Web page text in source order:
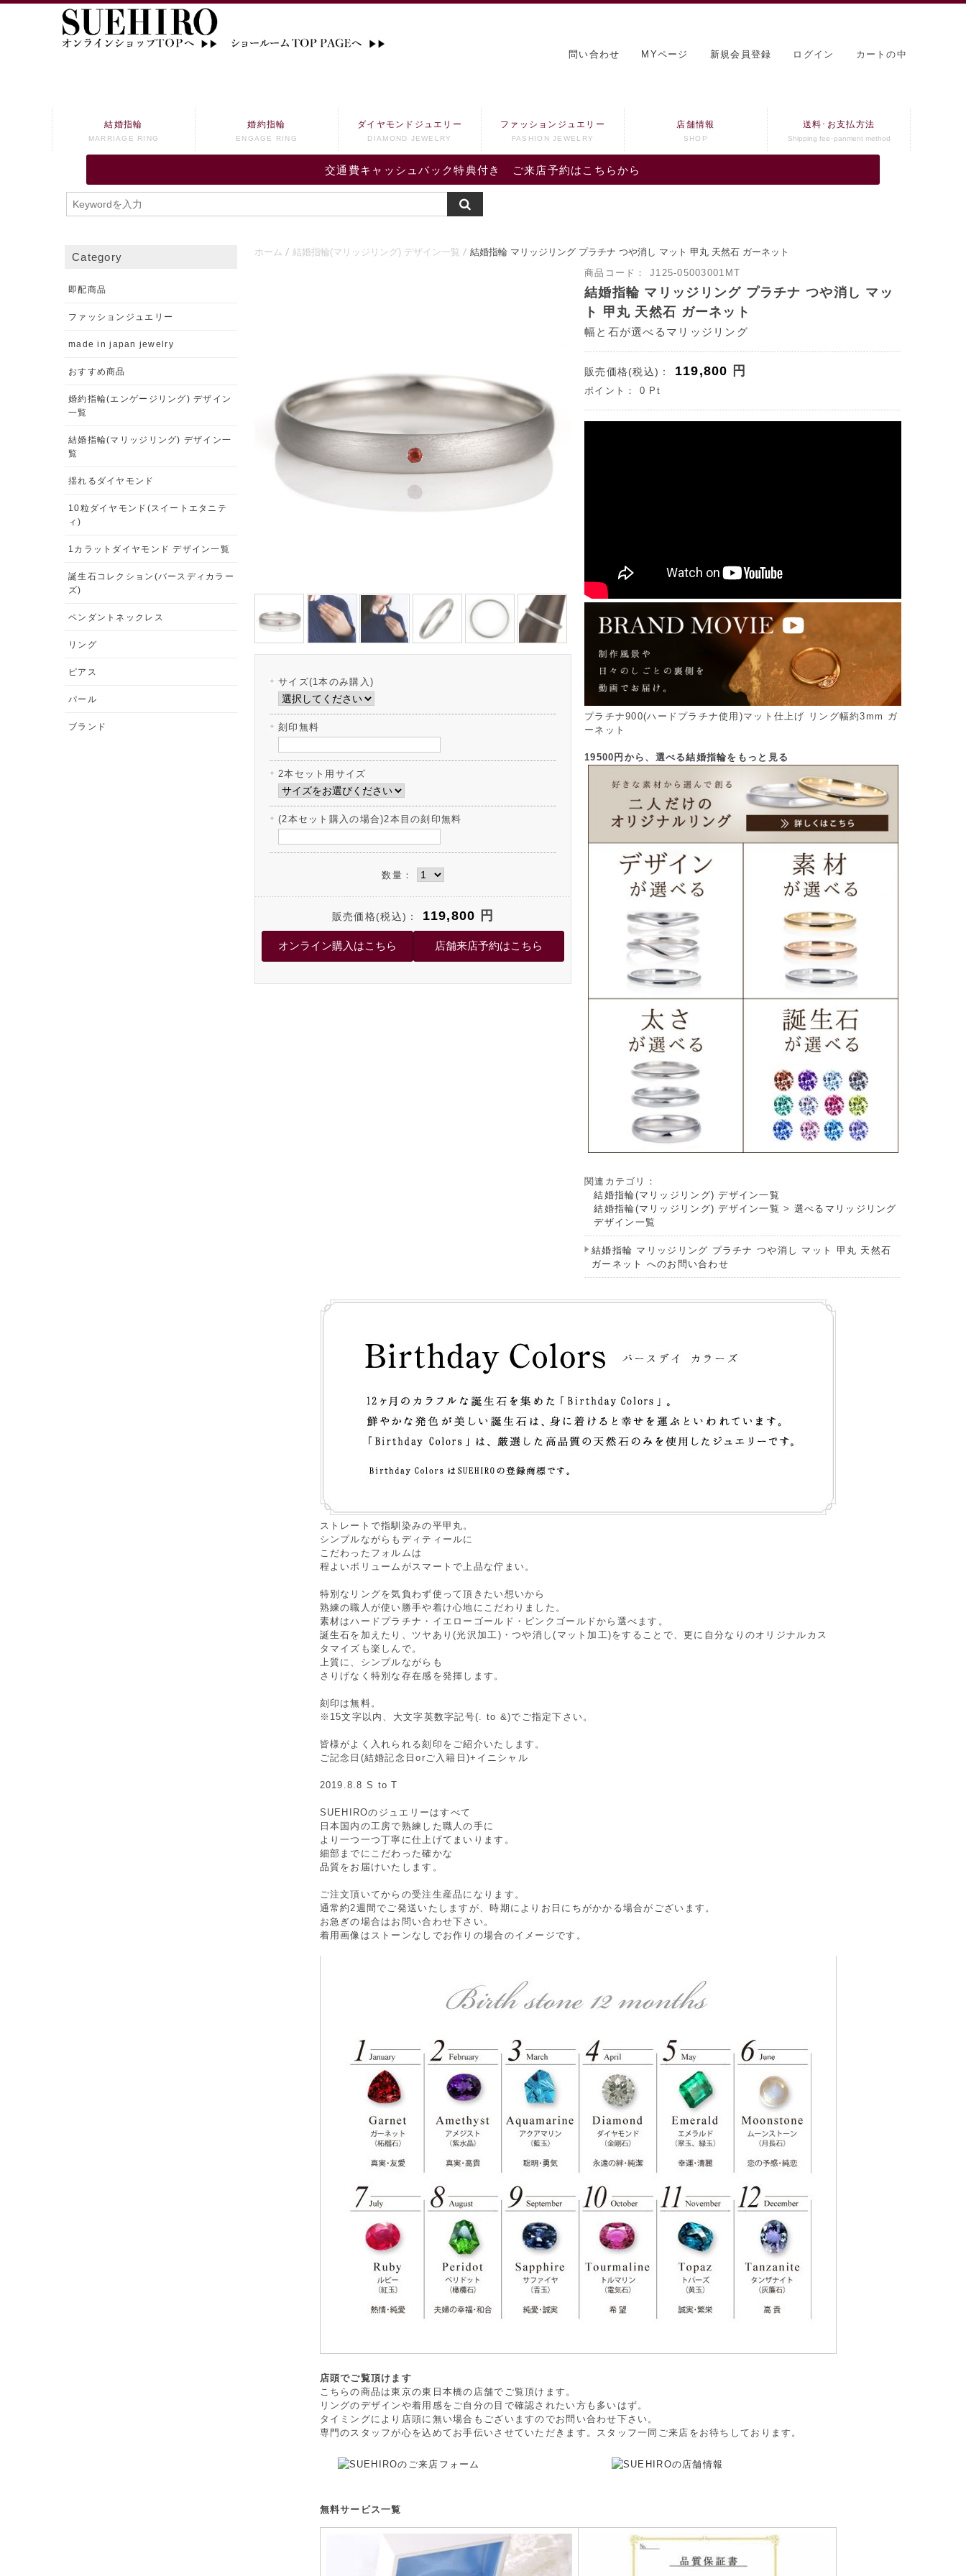
問い合わせ MYページ 新規会員登録 ログイン カートの中
交通費キャッシュバック特典付き ご来店予約はこちらから
結婚指輪
MARRIAGE RING
婚約指輪
ENGAGE RING
ダイヤモンドジュエリー
DIAMOND JEWELRY
ファッションジュエリー
FASHION JEWELRY
店舗情報
SHOP
送料･お支払方法
Shipping fee･panment method
ホーム 結婚指輪(マリッジリング) デザイン一覧 結婚指輪 マリッジリング プラチナ つや消し マット 甲丸 天然石 ガーネット
サイズ(1本のみ購入)
刻印無料
2本セット用サイズ
(2本セット購入の場合)2本目の刻印無料
数量：
販売価格(税込)： 119,800 円
商品コード： J125-05003001MT
結婚指輪 マリッジリング プラチナ つや消し マッ
ト 甲丸 天然石 ガーネット
幅と石が選べるマリッジリング
販売価格(税込)： 119,800 円
ポイント： 0 Pt
プラチナ900(ハードプラチナ使用)マット仕上げ リング幅約3mm ガ
ーネット
19500円から、選べる結婚指輪をもっと見る
関連カテゴリ：
結婚指輪(マリッジリング) デザイン一覧
結婚指輪(マリッジリング) デザイン一覧 > 選べるマリッジリング
デザイン一覧
結婚指輪 マリッジリング プラチナ つや消し マット 甲丸 天然石
ガーネット へのお問い合わせ
ストレートで指馴染みの平甲丸。
シンプルながらもディティールに
こだわったフォルムは
程よいボリュームがスマートで上品な佇まい。
特別なリングを気負わず使って頂きたい想いから
熟練の職人が使い勝手や着け心地にこだわりました。
素材はハードプラチナ・イエローゴールド・ピンクゴールドから選べます。
誕生石を加えたり、ツヤあり(光沢加工)・つや消し(マット加工)をすることで、更に自分なりのオリジナルカス
タマイズも楽しんで。
上質に、シンプルながらも
さりげなく特別な存在感を発揮します。
刻印は無料。
※15文字以内、大文字英数字記号(. to &)でご指定下さい。
皆様がよく入れられる刻印をご紹介いたします。
ご記念日(結婚記念日orご入籍日)+イニシャル
2019.8.8 S to T
SUEHIROのジュエリーはすべて
日本国内の工房で熟練した職人の手に
より一つ一つ丁寧に仕上げてまいります。
細部までにこだわった確かな
品質をお届けいたします。
ご注文頂いてからの受注生産品になります。
通常約2週間でご発送いたしますが、時期によりお日にちがかかる場合がございます。
お急ぎの場合はお問い合わせ下さい。
着用画像はストーンなしでお作りの場合のイメージです。
店頭でご覧頂けます
こちらの商品は東京の東日本橋の店舗でご覧頂けます。
リングのデザインや着用感をご自分の目で確認されたい方も多いはず。
タイミングにより店頭に無い場合もございますのでお問い合わせ下さい。
専門のスタッフが心を込めてお手伝いさせていただきます。スタッフ一同ご来店をお待ちしております。
無料サービス一覧
Category
即配商品
ファッションジュエリー
made in japan jewelry
おすすめ商品
婚約指輪(エンゲージリング) デザイン
一覧
結婚指輪(マリッジリング) デザイン一
覧
揺れるダイヤモンド
10粒ダイヤモンド(スイートエタニテ
ィ)
1カラットダイヤモンド デザイン一覧
誕生石コレクション(バースディカラー
ズ)
ペンダントネックレス
リング
ピアス
パール
ブランド